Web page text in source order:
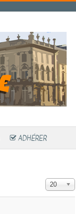
ADHÉRER
Affichage
20